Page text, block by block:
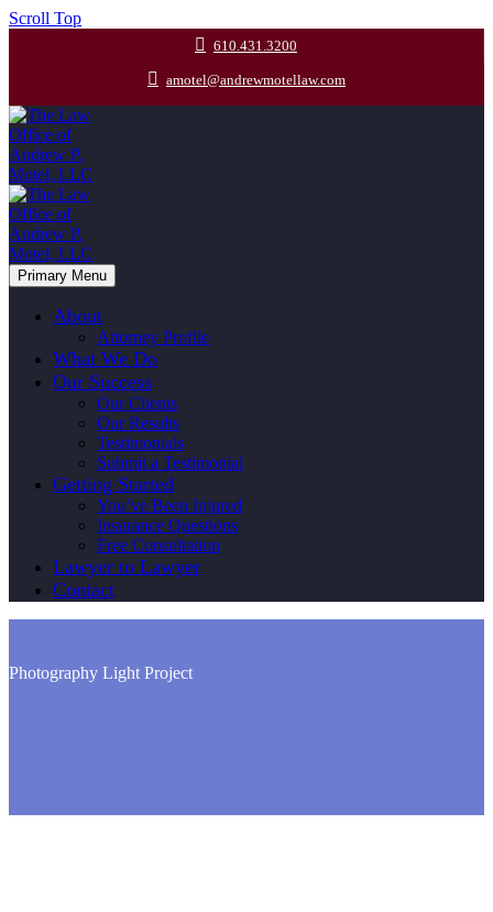
Scroll Top
610.431.3200
amotel@andrewmotellaw.com
Primary Menu
About
Attorney Profile
What We Do
Our Success
Our Clients
Our Results
Testimonials
Submit a Testimonial
Getting Started
You’ve Been Injured
Insurance Questions
Free Consultation
Lawyer to Lawyer
Contact
Photography Light Project